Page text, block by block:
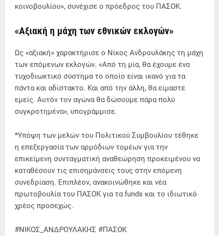
κοινοβουλίου», συνέχισε ο πρόεδρος του ΠΑΣΟΚ.
«Αξιακή η μάχη των εθνικών εκλογών»
Ως «αξιακή» χαρακτήρισε ο Νίκος Ανδρουλάκης τη μάχη
των επόμενων εκλογών. «Από τη μία, θα έχουμε ένα
τυχοδιωκτικό σύστημα το οποίο είναι ικανό για τα
πάντα και αδίστακτο. Και από την άλλη, θα είμαστε
εμείς. Αυτόν τον αγώνα θα δώσουμε πάρα πολύ
συγκροτημένα», υπογράμμισε.
*Υπόψη των μελών του Πολιτικού Συμβουλίου τέθηκε
η επεξεργασία των αρμόδιων τομέων για την
επικείμενη συνταγματική αναθεώρηση προκειμένου να
καταθέσουν τις επισημάνσεις τους στην επόμενη
συνεδρίαση. Επιπλέον, ανακοινώθηκε και νέα
πρωτοβουλία του ΠΑΣΟΚ για τα funds και το ιδιωτικό
χρέος προσεχώς.
#ΝΙΚΟΣ_ΑΝΔΡΟΥΛΑΚΗΣ #ΠΑΣΟΚ